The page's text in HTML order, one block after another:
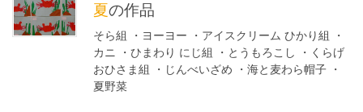
夏の作品
そら組 ・ヨーヨー ・アイスクリーム ひかり組 ・
カニ ・ひまわり にじ組 ・とうもろこし ・くらげ
おひさま組 ・じんべいざめ ・海と麦わら帽子 ・
夏野菜